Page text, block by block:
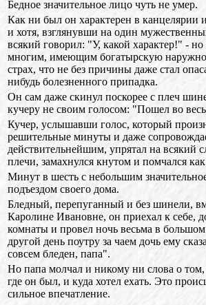
Бедное значительное лицо чуть не умер.
Как ни был он характерен в
и хотя, взглянувши на один
всякий говорил: "У, какой характер!" - но
многим, имеющим богатырскую
страх, что не без причины даже стал
нибудь болезненного припадка.
Он сам даже скинул поскорее с плеч
кучеру не своим голосом: "Пошел во
Кучер, услышавши голос, который
решительные минуты и даже
действительнейшим, упрятал на всякий
плечи, замахнулся кнутом и помчался как
Минут в шесть с небольшим
подъездом своего дома.
Бледный, перепуганный и без шинели,
Каролине Ивановне, он приехал к себе,
комнаты и провел ночь весьма в большом
другой день поутру за чаем дочь ему
совсем бледен, папа".
Но папа молчал и никому ни слова о
где он был, и куда хотел ехать. Это
сильное впечатление.